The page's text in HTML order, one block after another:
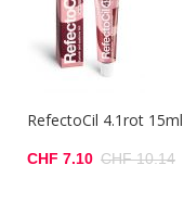
RefectoCil 4.1rot 15ml
CHF 7.10 CHF 10.14